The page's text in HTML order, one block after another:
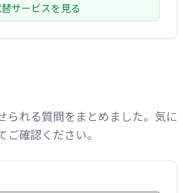
サービスを見る
られる質問をまとめました。気に
確認ください。